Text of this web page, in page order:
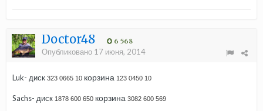
Doctor48 6 568
Опубликовано 17 июня, 2014
Luk- диск 323 0665 10 корзина 123 0450 10
Sachs- диск 1878 600 650 корзина 3082 600 569